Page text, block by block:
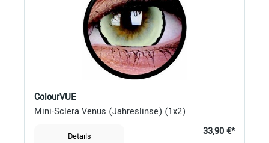
ColourVUE
Mini-Sclera Venus (Jahreslinse) (1x2)
Details 33,90 €*